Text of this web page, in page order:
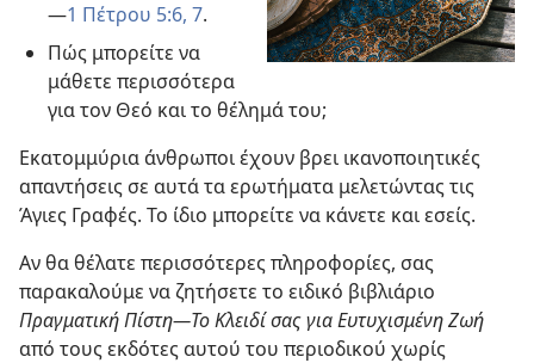
—1 Πέτρου 5:6, 7.
Πώς μπορείτε να
μάθετε περισσότερα
για τον Θεό και το θέλημά του;
Εκατομμύρια άνθρωποι έχουν βρει ικανοποιητικές
απαντήσεις σε αυτά τα ερωτήματα μελετώντας τις
Άγιες Γραφές. Το ίδιο μπορείτε να κάνετε και εσείς.
Αν θα θέλατε περισσότερες πληροφορίες, σας
παρακαλούμε να ζητήσετε το ειδικό βιβλιάριο
Πραγματική Πίστη​—Το Κλειδί σας για Ευτυχισμένη Ζωή
από τους εκδότες αυτού του περιοδικού χωρίς